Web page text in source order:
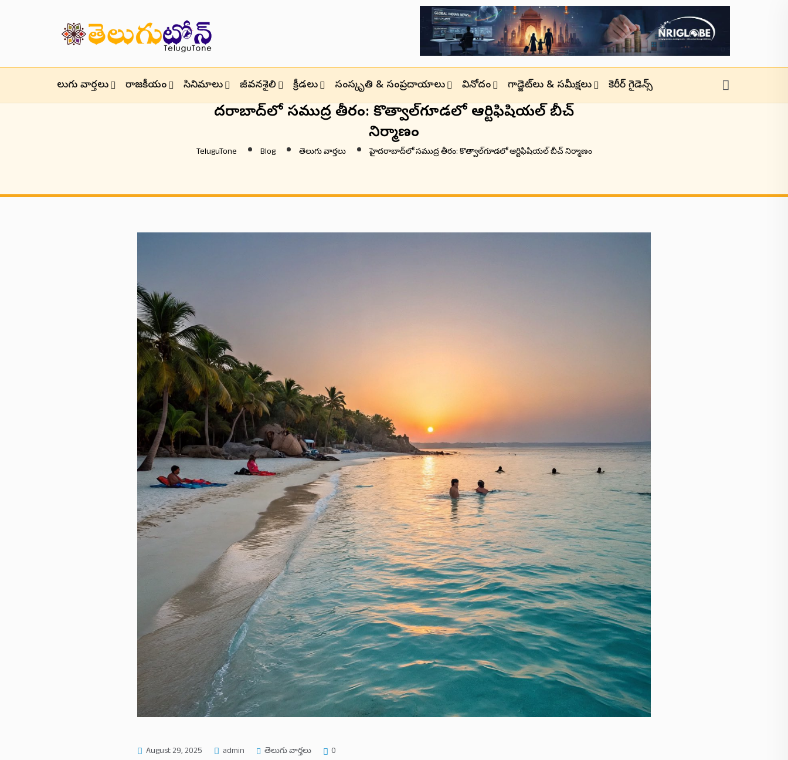
తెలుగు వార్తలు రాజకీయం సినిమాలు జీవనశైలి క్రీడలు సంస్కృతి & సంప్రదాయాలు వినోదం గాడ్జెట్‌లు & సమీక్షలు కెరీర్ గైడెన్స్
హైదరాబాద్‌లో సముద్ర తీరం: కొత్వాల్‌గూడలో ఆర్టిఫిషియల్ బీచ్
నిర్మాణం
TeluguTone Blog తెలుగు వార్తలు హైదరాబాద్‌లో సముద్ర తీరం: కొత్వాల్‌గూడలో ఆర్టిఫిషియల్ బీచ్ నిర్మాణం
August 29, 2025 admin తెలుగు వార్తలు 0